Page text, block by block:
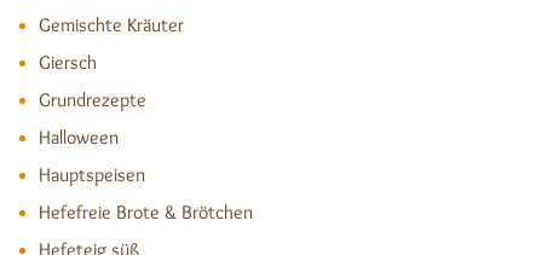
Gemischte Kräuter
Giersch
Grundrezepte
Halloween
Hauptspeisen
Hefefreie Brote & Brötchen
Hefeteig süß